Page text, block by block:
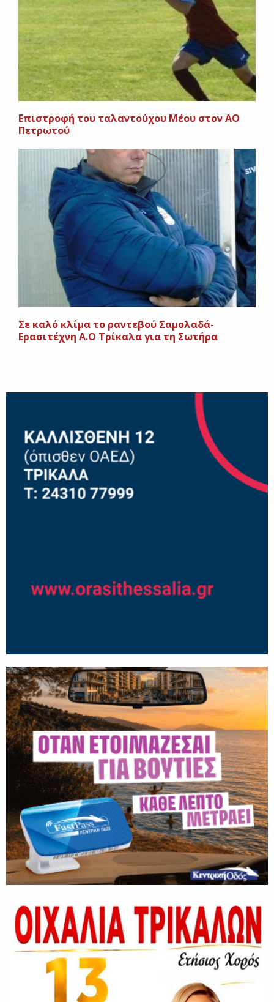
Επιστροφή του ταλαντούχου Μέου στον ΑΟ
Πετρωτού
Σε καλό κλίμα το ραντεβού Σαμολαδά-
Ερασιτέχνη Α.Ο Τρίκαλα για τη Σωτήρα